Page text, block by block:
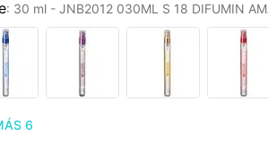
: 30 ml - JNB2012 030ML S 18 DIFUMIN
6